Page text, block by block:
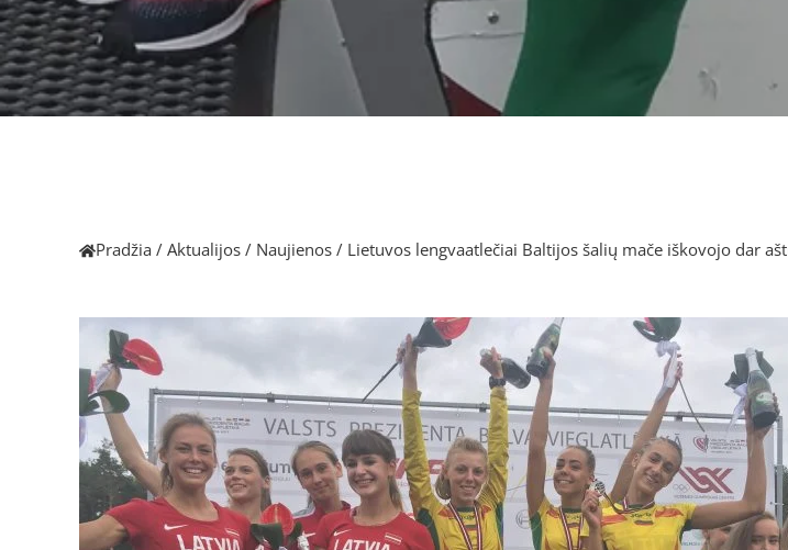
Pradžia / Aktualijos / Naujienos / Lietuvos lengvaatlečiai Baltijos šalių mače iškovojo dar